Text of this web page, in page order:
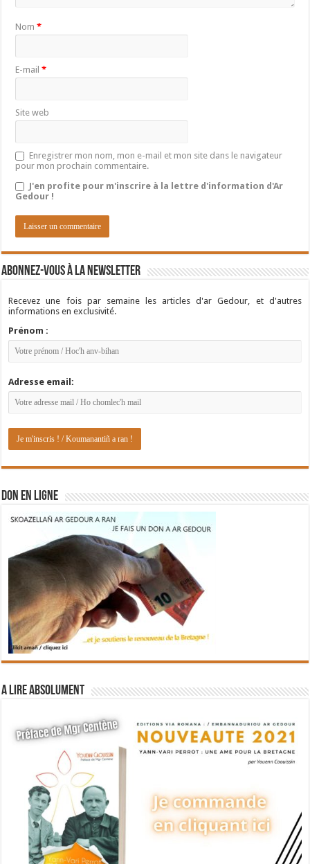
Nom*
E-mail*
Site web
Enregistrer mon nom, mon e-mail et mon site dans le navigateur
pour mon prochain commentaire.
J'en profite pour m'inscrire à la lettre d'information d'Ar
Gedour !
Abonnez-vous à la newsletter
Recevez une fois par semaine les articles d'ar Gedour, et d'autres
informations en exclusivité.
Prénom :
Adresse email:
DON EN LIGNE
A lire absolument